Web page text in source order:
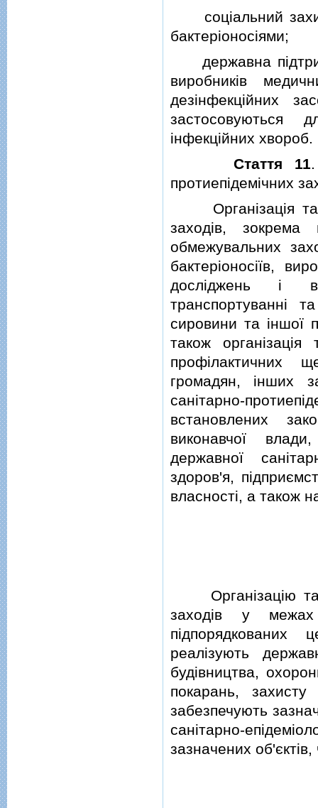
соцiальний
бактерiоносiями;
державна
виробникiв
дезiнфекцiйних
застосовуються
iнфекцiйних хвороб.
Стаття 11
протиепiдемiчних
Органiзацiя та
заходiв, зокрема
обмежувальних
бактерiоносiїв,
дослiджень i
транспортуваннi
сировини та iншої
також органiзацiя
профiлактичних
громадян, iнших
санiтарно-
встановлених
виконавчої
державної
здоров'я,
власностi, а також
Органiзацiю та
заходiв у межах
пiдпорядкованих
реалiзують
будiвництва,
покарань,
забезпечують
санiтарно-
зазначених